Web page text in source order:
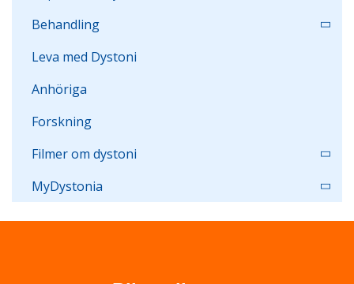
Behandling
Leva med Dystoni
Anhöriga
Forskning
Filmer om dystoni
MyDystonia